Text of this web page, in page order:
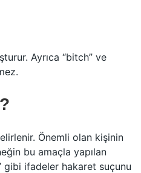
Ayrıca “bitch” ve
Önemli olan kişinin
bu amaçla yapılan
gibi ifadeler hakaret suçunu